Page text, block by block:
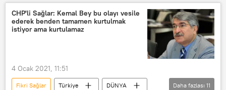
Türban
birlik
TÜRKİYE
CHP
Tartışma Tepki
CHP'li Sağlar: Kemal Bey bu olayı vesile
ederek benden tamamen kurtulmak
istiyor ama kurtulamaz
4 Ocak 2021, 11:51
Fikri Sağlar Türkiye
DÜNYA
Daha fazlası 11